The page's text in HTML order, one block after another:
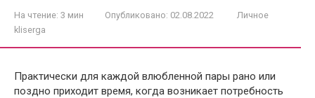
На чтение: 3 мин Опубликовано: 02.08.2022
Личное
kliserga
Практически для каждой влюбленной пары рано или
поздно приходит время, когда возникает потребность